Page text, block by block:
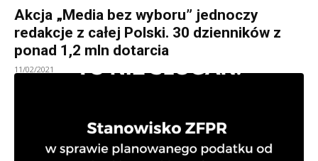
Akcja „Media bez wyboru” jednoczy
redakcje z całej Polski. 30 dzienników z
ponad 1,2 mln dotarcia
11/02/2021